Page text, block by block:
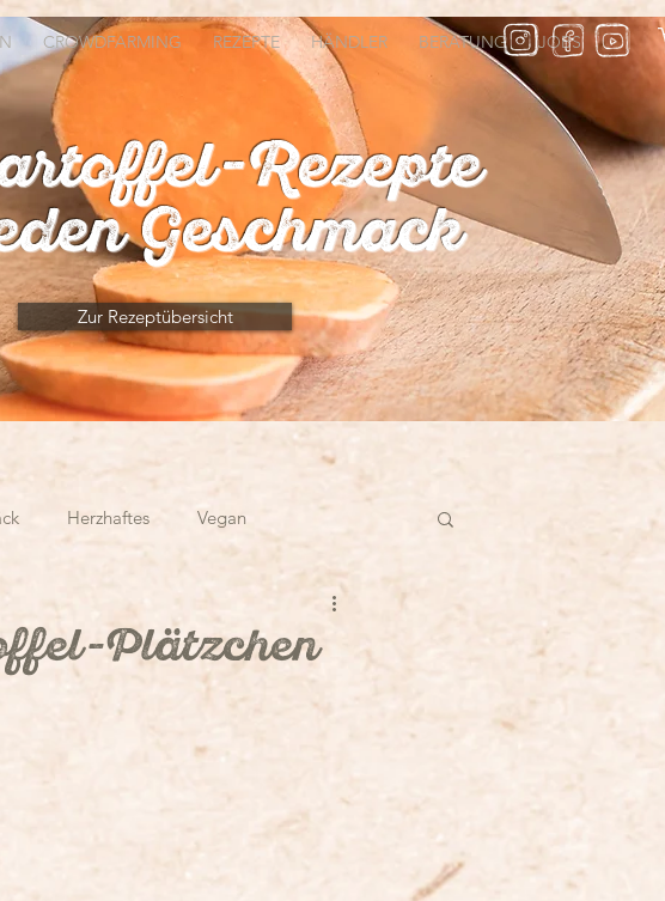
CROWDFARMING REZEPTE HÄNDLER BERATUNG JOBS
Rezepte
Geschmack
Zur Rezeptübersicht
Herzhaftes Vegan
Aufstrich Quiche
Plätzchen